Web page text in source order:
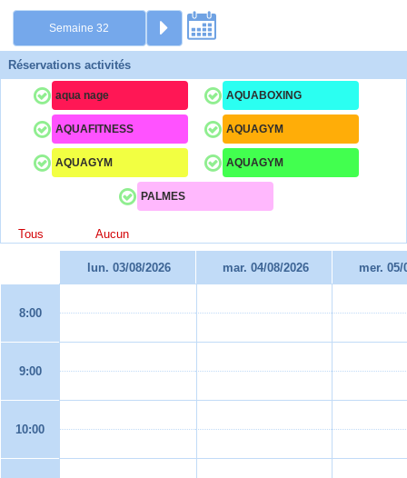
Réservations activités
aqua nage AQUABOXING
AQUAFITNESS AQUAGYM
AQUAGYM AQUAGYM
PALMES
Tous Aucun
lun. 03/08/2026 mar. 04/08/2026 mer. 05/
8:00
9:00
10:00